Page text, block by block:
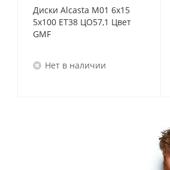
Диски Alcasta M01 6x15
5x100 ET38 ЦО57,1 Цвет
GMF
Нет в наличии